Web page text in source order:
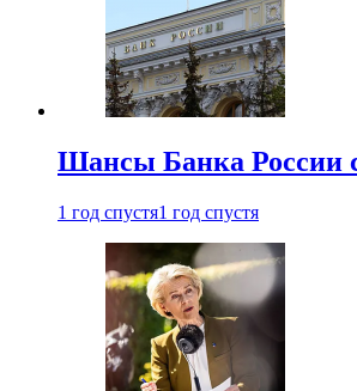
Шансы Банка России
1 год спустя1 год спустя